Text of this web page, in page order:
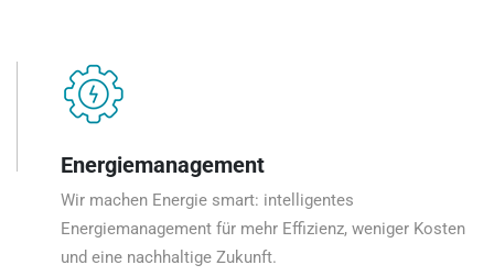
Energiemanagement
Wir machen Energie smart: intelligentes
Energiemanagement für mehr Effizienz, weniger Kosten
und eine nachhaltige Zukunft.